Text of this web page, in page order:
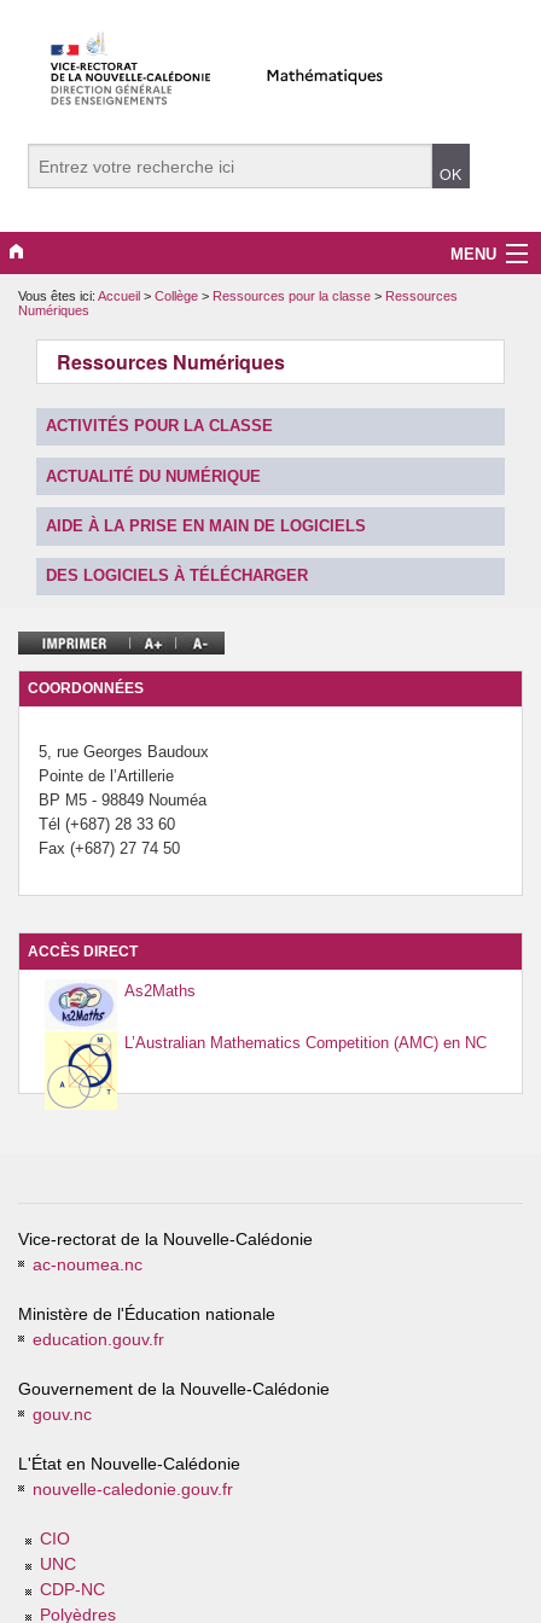
MENU
Evènements
Collège
Lycée
Vers le supérieur
Maître Auxiliaire
Prévention de l’innumérisme
Se former
Vous êtes ici: Accueil > Collège > Ressources pour la classe > Ressources
Numériques
Ressources Numériques
ACTIVITÉS POUR LA CLASSE
ACTUALITÉ DU NUMÉRIQUE
AIDE À LA PRISE EN MAIN DE LOGICIELS
DES LOGICIELS À TÉLÉCHARGER
COORDONNÉES
5, rue Georges Baudoux
Pointe de l’Artillerie
BP M5 - 98849 Nouméa
Tél (+687) 28 33 60
Fax (+687) 27 74 50
ACCÈS DIRECT
As2Maths
L’Australian Mathematics Competition (AMC) en NC
Vice-rectorat de la Nouvelle-Calédonie
ac-noumea.nc
Ministère de l'Éducation nationale
education.gouv.fr
Gouvernement de la Nouvelle-Calédonie
gouv.nc
L'État en Nouvelle-Calédonie
nouvelle-caledonie.gouv.fr
CIO
UNC
CDP-NC
Polyèdres